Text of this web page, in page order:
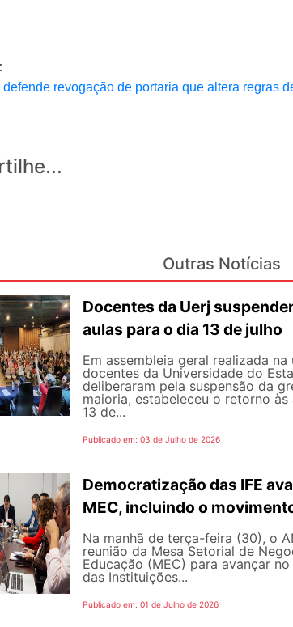
revogação de portaria que altera regras
Outras Notícias
Docentes da Uerj
aulas para o dia 13 de julho
Em assembleia geral realizada
docentes da Universidade do
deliberaram pela suspensão da
maioria, estabeleceu o retorno
13 de...
Publicado em: 03 de Julho de 2026
Democratização das IFE
MEC, incluindo o
Na manhã de terça-feira (30), o
reunião da Mesa Setorial de
Educação (MEC) para avançar
das Instituições...
Publicado em: 01 de Julho de 2026